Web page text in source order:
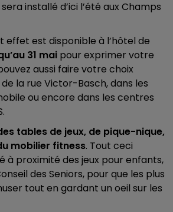
installé d’ici l’été aux Champs
effet est disponible à l’hôtel de
31 mai pour exprimer votre
aussi faire votre choix
la rue Victor-Basch, dans les
ou encore dans les centres
tables de jeux, de pique-nique,
mobilier fitness. Tout ceci
à proximité des jeux pour enfants,
des Seniors, pour que les plus
tout en gardant un oeil sur les